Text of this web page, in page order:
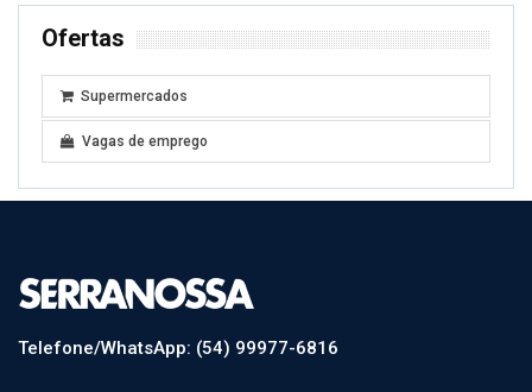
Ofertas
Supermercados
Vagas de emprego
Telefone/WhatsApp: (54) 99977-6816